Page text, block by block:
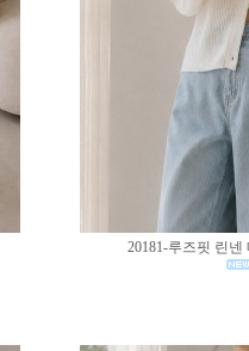
20181-루즈핏 린넨